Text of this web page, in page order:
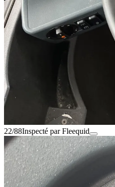
22/88Inspecté par Fleequid